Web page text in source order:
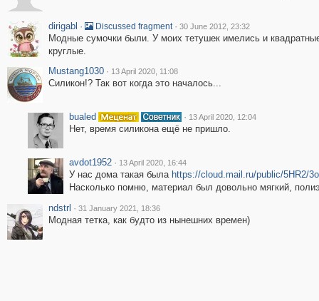
dirigabl · Discussed fragment · 30 June 2012, 23:32
Модные сумочки были. У моих тетушек имелись и
круглые.
Mustang1030 · 13 April 2020, 11:08
Силикон!? Так вот когда это началось...
bualed · 13 April 2020, 12:04
Нет, время силикона ещё не пришло.
avdot1952 · 13 April 2020, 16:44
У нас дома такая была https://cloud.mail.ru/public/5HR2/
Насколько помню, материал был довольно мягкий,
ndstrl · 31 January 2021, 18:36
Модная тетка, как будто из нынешних времен)